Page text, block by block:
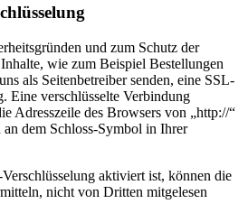
und zum Schutz der
wie zum Beispiel Bestellungen
als Seitenbetreiber senden, eine SSL-
Eine verschlüsselte Verbindung
Adresszeile des Browsers von „http://“
dem Schloss-Symbol in Ihrer
aktiviert ist, können die
nicht von Dritten mitgelesen